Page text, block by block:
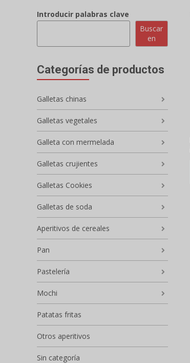
Introducir palabras clave
Buscar
en
Categorías de productos
Galletas chinas
Galletas vegetales
Galleta con mermelada
Galletas crujientes
Galletas Cookies
Galletas de soda
Aperitivos de cereales
Pan
Pastelería
Mochi
Patatas fritas
Otros aperitivos
Sin categoría